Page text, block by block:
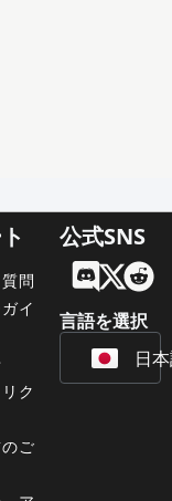
問
イ
ク
ご
公式SNS
言語を選択
日